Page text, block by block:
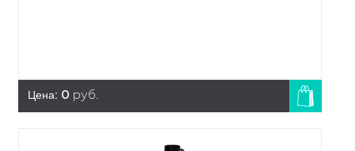
Цена: 0 руб.